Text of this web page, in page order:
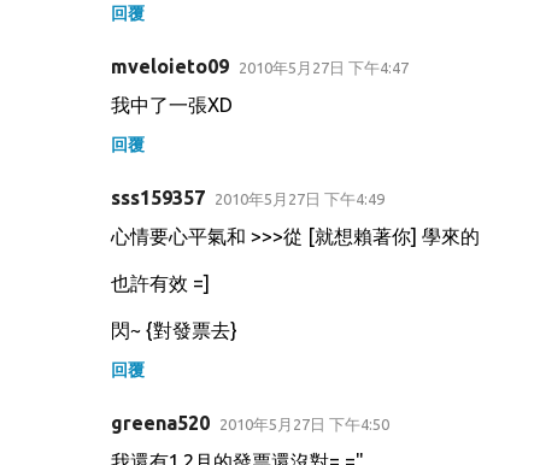
回覆
mveloieto09 2010年5月27日 下午4:47
我中了一張XD
回覆
sss159357 2010年5月27日 下午4:49
心情要心平氣和 >>>從 [就想賴著你] 學來的
也許有效 =]
閃~ {對發票去}
回覆
greena520 2010年5月27日 下午4:50